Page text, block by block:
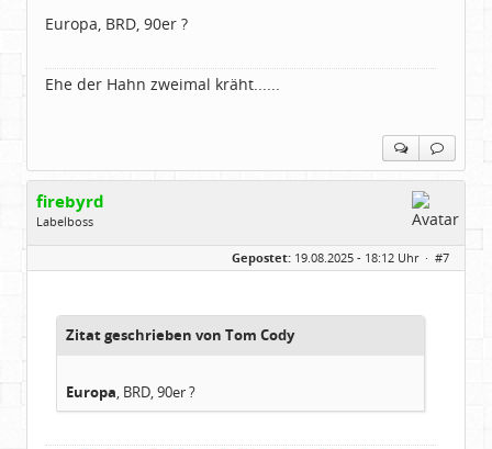
Dabei seit:
11 / 2006
Europa, BRD, 90er ?
Ehe der Hahn zweimal kräht......
firebyrd
Labelboss
Geschlecht:
keine Angabe
Hausgeburt (Ausgeburt?)
Beiträge:
48860
Gepostet: 19.08.2025 - 18:12 Uhr · #7
Zitat geschrieben von Tom Cody
Europa, BRD, 90er ?